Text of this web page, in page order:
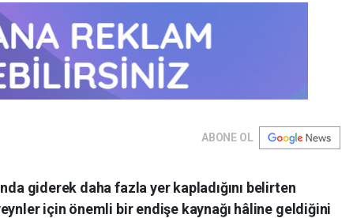
ABONE OL
giderek daha fazla yer kapladığını belirten
için önemli bir endişe kaynağı hâline geldiğini